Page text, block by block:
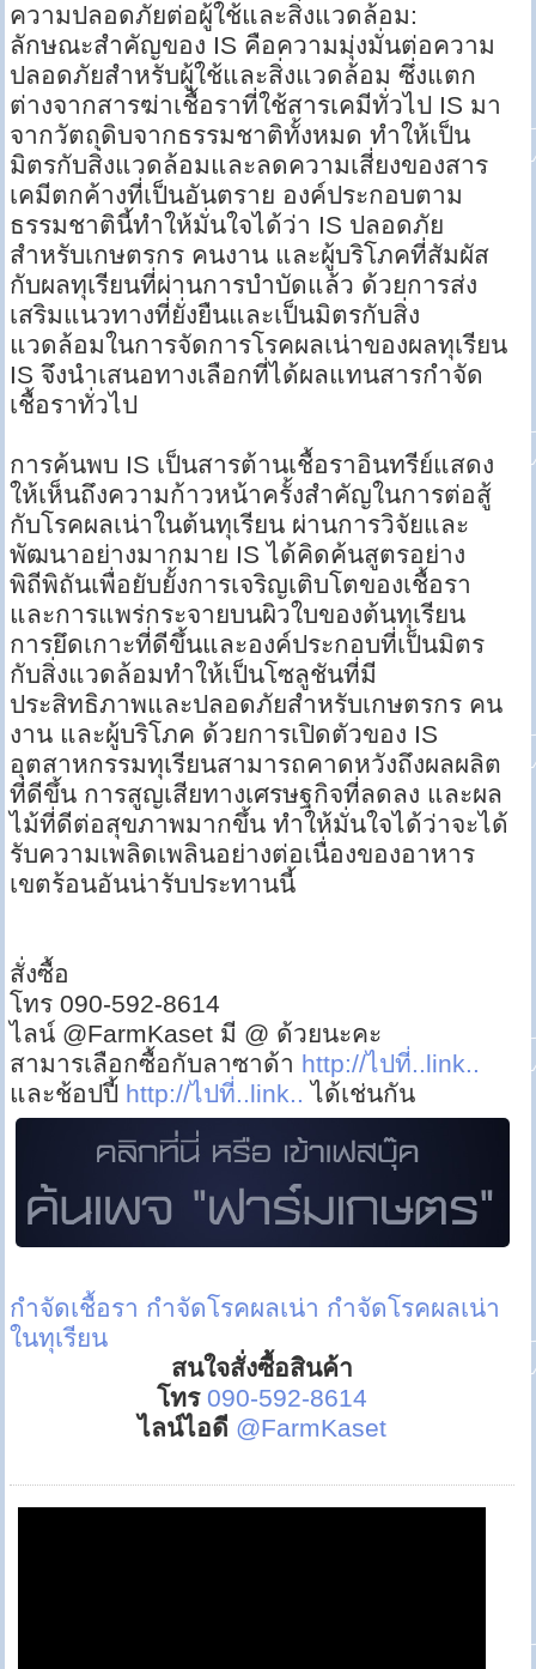
ความปลอดภัยต่อผู้ใช้และสิ่งแวดล้อม:
ลักษณะสำคัญของ IS คือความมุ่งมั่นต่อความ
ปลอดภัยสำหรับผู้ใช้และสิ่งแวดล้อม ซึ่งแตก
ต่างจากสารฆ่าเชื้อราที่ใช้สารเคมีทั่วไป IS มา
จากวัตถุดิบจากธรรมชาติทั้งหมด ทำให้เป็น
มิตรกับสิ่งแวดล้อมและลดความเสี่ยงของสาร
เคมีตกค้างที่เป็นอันตราย องค์ประกอบตาม
ธรรมชาตินี้ทำให้มั่นใจได้ว่า IS ปลอดภัย
สำหรับเกษตรกร คนงาน และผู้บริโภคที่สัมผัส
กับผลทุเรียนที่ผ่านการบำบัดแล้ว ด้วยการส่ง
เสริมแนวทางที่ยั่งยืนและเป็นมิตรกับสิ่ง
แวดล้อมในการจัดการโรคผลเน่าของผลทุเรียน
IS จึงนำเสนอทางเลือกที่ได้ผลแทนสารกำจัด
เชื้อราทั่วไป
การค้นพบ IS เป็นสารต้านเชื้อราอินทรีย์แสดง
ให้เห็นถึงความก้าวหน้าครั้งสำคัญในการต่อสู้
กับโรคผลเน่าในต้นทุเรียน ผ่านการวิจัยและ
พัฒนาอย่างมากมาย IS ได้คิดค้นสูตรอย่าง
พิถีพิถันเพื่อยับยั้งการเจริญเติบโตของเชื้อรา
และการแพร่กระจายบนผิวใบของต้นทุเรียน
การยึดเกาะที่ดีขึ้นและองค์ประกอบที่เป็นมิตร
กับสิ่งแวดล้อมทำให้เป็นโซลูชันที่มี
ประสิทธิภาพและปลอดภัยสำหรับเกษตรกร คน
งาน และผู้บริโภค ด้วยการเปิดตัวของ IS
อุตสาหกรรมทุเรียนสามารถคาดหวังถึงผลผลิต
ที่ดีขึ้น การสูญเสียทางเศรษฐกิจที่ลดลง และผล
ไม้ที่ดีต่อสุขภาพมากขึ้น ทำให้มั่นใจได้ว่าจะได้
รับความเพลิดเพลินอย่างต่อเนื่องของอาหาร
เขตร้อนอันน่ารับประทานนี้
สั่งซื้อ
โทร 090-592-8614
ไลน์ @FarmKaset มี @ ด้วยนะคะ
สามารเลือกซื้อกับลาซาด้า http://ไปที่..link..
และช้อปปี้ http://ไปที่..link.. ได้เช่นกัน
กำจัดเชื้อรา กำจัดโรคผลเน่า กำจัดโรคผลเน่า
ในทุเรียน
สนใจสั่งซื้อสินค้า
โทร 090-592-8614
ไลน์ไอดี @FarmKaset